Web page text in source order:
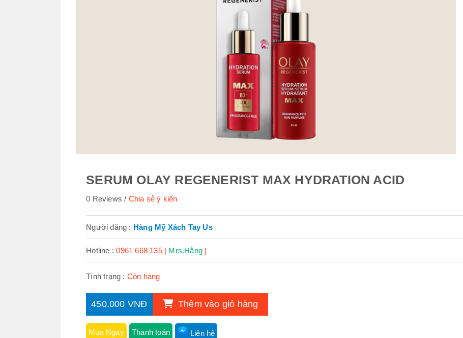
SERUM OLAY REGENERIST MAX HYDRATION ACID
0 Reviews Chia sẻ ý kiến
Người đăng : Hàng Mỹ Xách Tay Us
Hotline :0961 668 135 | Mrs.Hằng|
Tình trạng : Còn hàng
450.000 VNĐ Thêm vào giỏ hàng
Mua Ngay Thanh toán Liên hệ